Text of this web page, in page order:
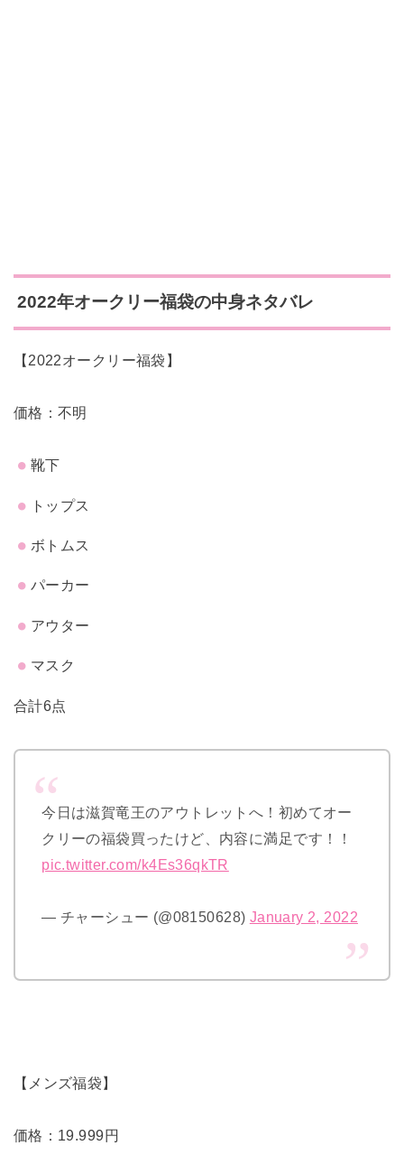
2022年オークリー福袋の中身ネタバレ
【2022オークリー福袋】
価格：不明
靴下
トップス
ボトムス
パーカー
アウター
マスク
合計6点
今日は滋賀竜王のアウトレットへ！初めてオー
クリーの福袋買ったけど、内容に満足です！！
pic.twitter.com/k4Es36qkTR
— チャーシュー (@08150628) January 2, 2022
【メンズ福袋】
価格：19.999円